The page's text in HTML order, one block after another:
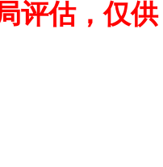
评估，仅供